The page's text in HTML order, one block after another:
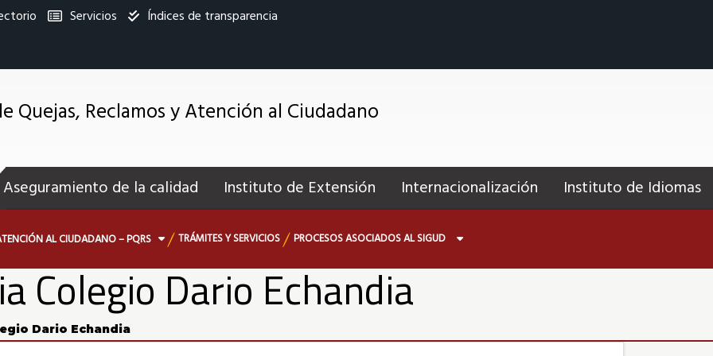
Servicios
Índices de transparencia
Quejas, Reclamos y Atención al Ciudadano
Aseguramiento de la calidad Instituto de Extensión Internacionalización Instituto de Idiomas
AL CIUDADANO – PQRS TRÁMITES Y SERVICIOS PROCESOS ASOCIADOS AL SIGUD
Colegio Dario Echandia
Dario Echandia